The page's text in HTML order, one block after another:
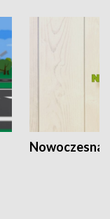
Nowoczesna